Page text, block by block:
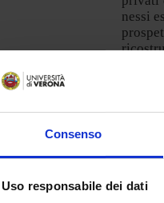
Consenso
Uso responsabile dei dati
nessi
degli
alla
dello
ad